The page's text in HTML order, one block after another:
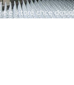
ktoré chce